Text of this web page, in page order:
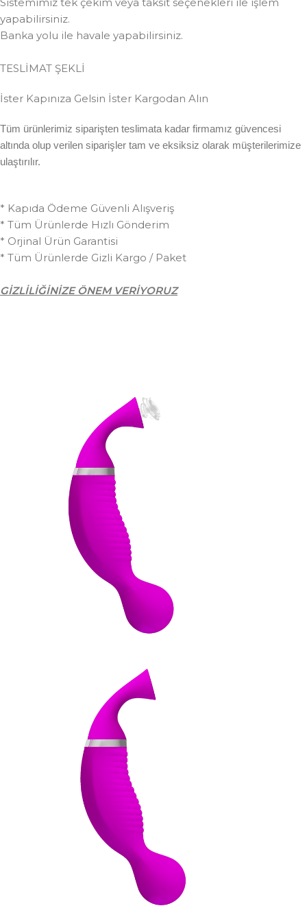
Sistemimiz tek çekim veya taksit seçenekleri ile işlem
yapabilirsiniz.
Banka yolu ile havale yapabilirsiniz.
TESLİMAT ŞEKLİ
İster Kapınıza Gelsin İster Kargodan Alın
Tüm ürünlerimiz siparişten teslimata kadar firmamız güvencesi
altında olup verilen siparişler tam ve eksiksiz olarak müşterilerimize
ulaştırılır.
* Kapıda Ödeme Güvenli Alışveriş
* Tüm Ürünlerde Hızlı Gönderim
* Orjinal Ürün Garantisi
* Tüm Ürünlerde Gizli Kargo / Paket
GİZLİLİĞİNİZE ÖNEM VERİYORUZ